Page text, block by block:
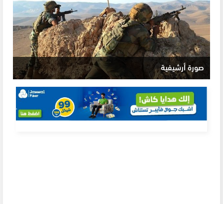
صورة أرشيفية